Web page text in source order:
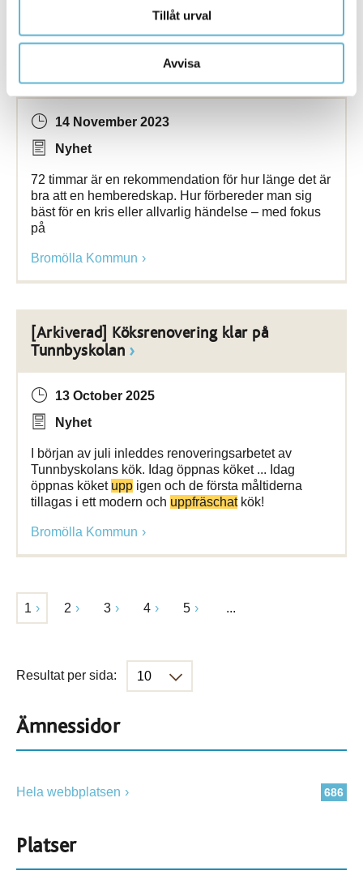
Tillåt urval
Avvisa
[Arkiverad] Vad skulle du göra om din
14 November 2023
Nyhet
72 timmar är en rekommendation för hur länge det är
bra att en hemberedskap. Hur förbereder man sig
bäst för en kris eller allvarlig händelse – med fokus
på
Bromölla Kommun
[Arkiverad] Köksrenovering klar på
Tunnbyskolan
13 October 2025
Nyhet
I början av juli inleddes renoveringsarbetet av
Tunnbyskolans kök. Idag öppnas köket ... Idag
öppnas köket upp igen och de första måltiderna
tillagas i ett modern och uppfräschatkök!
Bromölla Kommun
1 2 3 4 5 ...
Resultat per sida:
Ämnessidor
686
Hela webbplatsen
Platser